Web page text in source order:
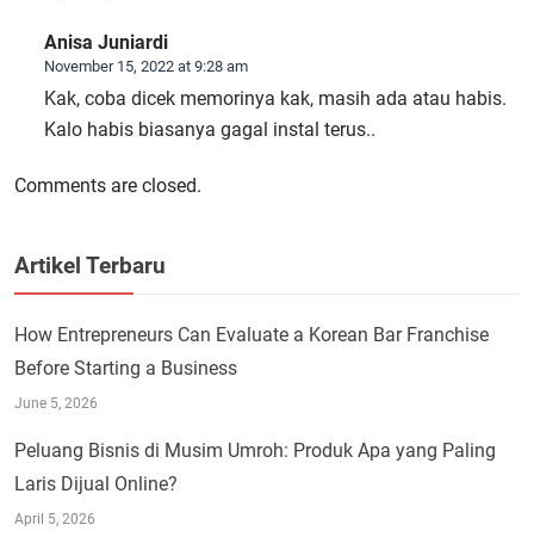
Anisa Juniardi
November 15, 2022 at 9:28 am
Kak, coba dicek memorinya kak, masih ada atau habis.
Kalo habis biasanya gagal instal terus..
Comments are closed.
Artikel Terbaru
How Entrepreneurs Can Evaluate a Korean Bar Franchise
Before Starting a Business
June 5, 2026
Peluang Bisnis di Musim Umroh: Produk Apa yang Paling
Laris Dijual Online?
April 5, 2026